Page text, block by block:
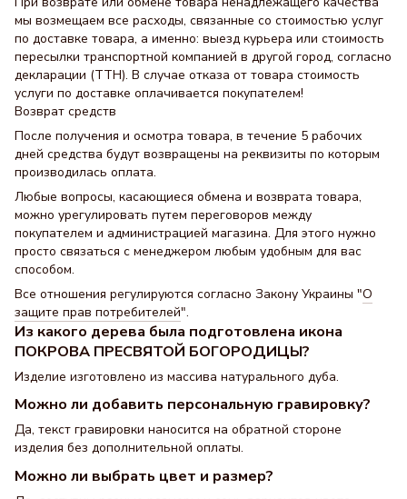
мы возмещаем все расходы, связанные со стоимостью услуг
по доставке товара, а именно: выезд курьера или стоимость
пересылки транспортной компанией в другой город, согласно
декларации (ТТН). В случае отказа от товара стоимость
услуги по доставке оплачивается покупателем!
Возврат средств
После получения и осмотра товара, в течение 5 рабочих
дней средства будут возвращены на реквизиты по которым
производилась оплата.
Любые вопросы, касающиеся обмена и возврата товара,
можно урегулировать путем переговоров между
покупателем и администрацией магазина. Для этого нужно
просто связаться с менеджером любым удобным для вас
способом.
Все отношения регулируются согласно Закону Украины "О
защите прав потребителей".
Из какого дерева была подготовлена ​​икона
ПОКРОВА ПРЕСВЯТОЙ БОГОРОДИЦЫ?
Изделие изготовлено из массива натурального дуба.
Можно ли добавить персональную гравировку?
Да, текст гравировки наносится на обратной стороне
изделия без дополнительной оплаты.
Можно ли выбрать цвет и размер?